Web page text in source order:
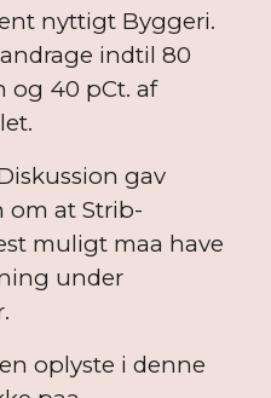
nyttigt Byggeri.
indtil 80
og 40 pCt. af
gav
om at Strib-
muligt maa have
under
oplyste i denne